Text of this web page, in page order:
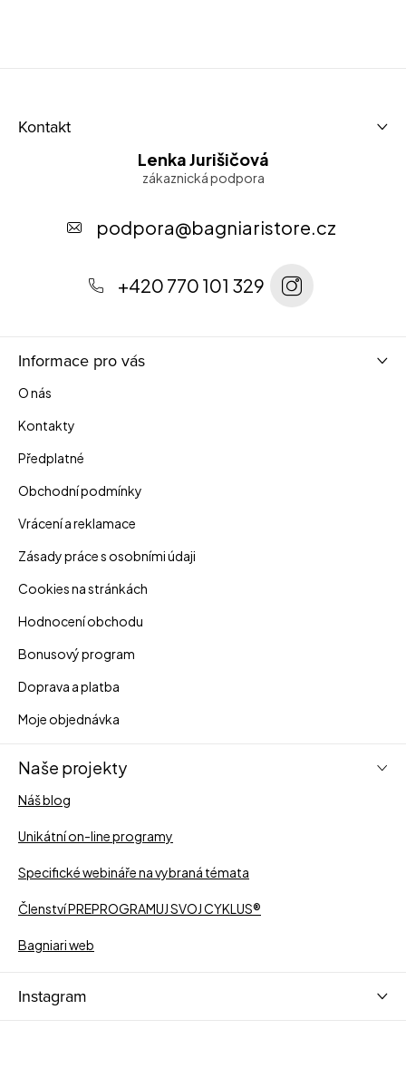
Kontakt
Lenka Jurišičová
podpora@bagniaristore.cz
+420 770 101 329
Informace pro vás
O nás
Kontakty
Předplatné
Obchodní podmínky
Vrácení a reklamace
Zásady práce s osobními údaji
Cookies na stránkách
Hodnocení obchodu
Bonusový program
Doprava a platba
Moje objednávka
Naše projekty
Náš blog
Unikátní on-line programy
Specifické webináře na vybraná témata
Členství PREPROGRAMUJ SVOJ CYKLUS®
Bagniari web
Instagram